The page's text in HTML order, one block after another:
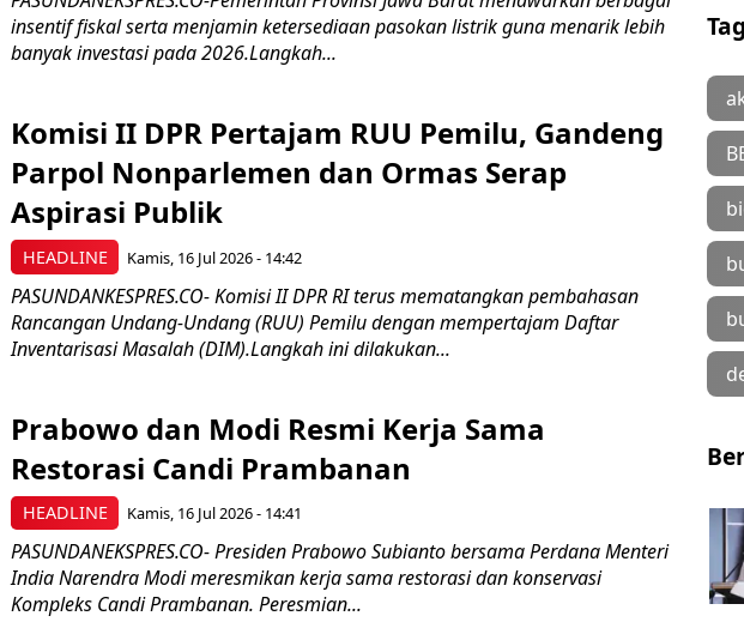
insentif fiskal serta menjamin ketersediaan pasokan listrik guna menarik lebih
banyak investasi pada 2026.Langkah...
HEADLINE
Komisi II DPR Pertajam RUU Pemilu, Gandeng
Parpol Nonparlemen dan Ormas Serap
Aspirasi Publik
Kamis, 16 Jul 2026 - 14:42
PASUNDANKESPRES.CO- Komisi II DPR RI terus mematangkan pembahasan
Rancangan Undang-Undang (RUU) Pemilu dengan mempertajam Daftar
Inventarisasi Masalah (DIM).Langkah ini dilakukan...
HEADLINE
Prabowo dan Modi Resmi Kerja Sama
Restorasi Candi Prambanan
Kamis, 16 Jul 2026 - 14:41
PASUNDANEKSPRES.CO- Presiden Prabowo Subianto bersama Perdana Menteri
India Narendra Modi meresmikan kerja sama restorasi dan konservasi
Kompleks Candi Prambanan. Peresmian...